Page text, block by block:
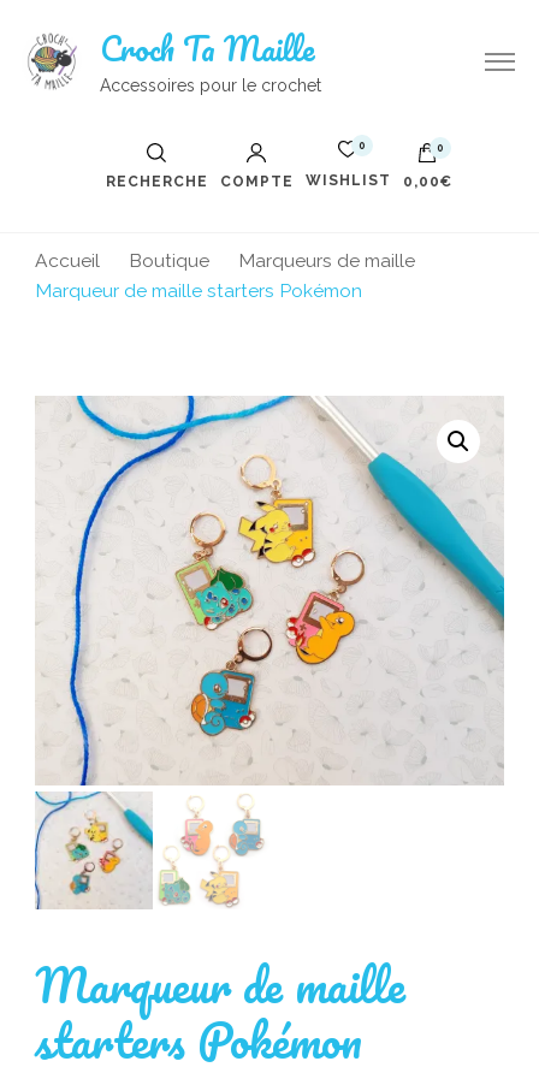
Croch Ta Maille
Accessoires pour le crochet
RECHERCHE COMPTE
0
WISHLIST
0
0,00€
Accueil Boutique
Marqueurs de maille
Marqueur de maille starters Pokémon
Marqueur de maille
starters Pokémon